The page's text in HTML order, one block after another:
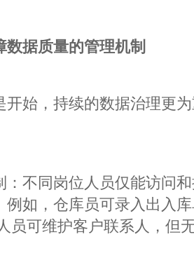
据质量的管理机制
始，持续的数据治理更为
同岗位人员仅能访问
例如，仓库员可录入出入
员可维护客户联系人，但